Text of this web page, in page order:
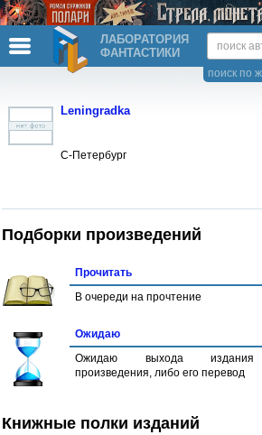
ЛАБОРАТОРИЯ
ФАНТАСТИКИ
поиск по
Leningradka
С-Петербург
Подборки произведений
Прочитать
В очереди на прочтение
Ожидаю
Ожидаю выхода издания
произведения, либо его перевод
Книжные полки изданий